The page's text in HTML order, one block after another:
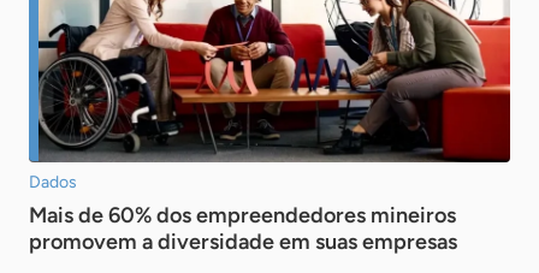
Dados
Mais de 60% dos empreendedores mineiros
promovem a diversidade em suas empresas